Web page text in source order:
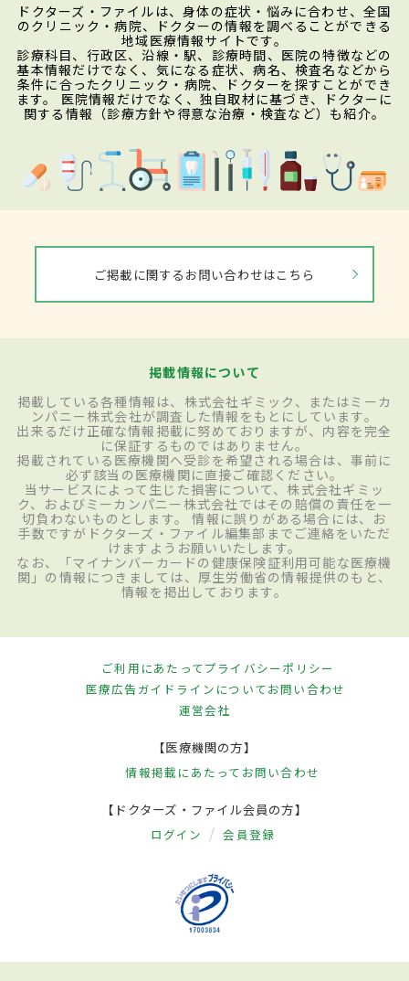
ドクターズ・ファイルは、身体の症状・悩みに合わせ、全国
のクリニック・病院、ドクターの情報を調べることができる
地域医療情報サイトです。
診療科目、行政区、沿線・駅、診療時間、医院の特徴などの
基本情報だけでなく、気になる症状、病名、検査名などから
条件に合ったクリニック・病院、ドクターを探すことができ
ます。 医院情報だけでなく、独自取材に基づき、ドクターに
関する情報（診療方針や得意な治療・検査など）も紹介。
ご掲載に関するお問い合わせはこちら
掲載情報について
掲載している各種情報は、株式会社ギミック、またはミーカ
ンパニー株式会社が調査した情報をもとにしています。
出来るだけ正確な情報掲載に努めておりますが、内容を完全
に保証するものではありません。
掲載されている医療機関へ受診を希望される場合は、事前に
必ず該当の医療機関に直接ご確認ください。
当サービスによって生じた損害について、株式会社ギミッ
ク、およびミーカンパニー株式会社ではその賠償の責任を一
切負わないものとします。 情報に誤りがある場合には、お
手数ですがドクターズ・ファイル編集部までご連絡をいただ
けますようお願いいたします。
なお、「マイナンバーカードの健康保険証利用可能な医療機
関」の情報につきましては、厚生労働省の情報提供のもと、
情報を掲出しております。
ご利用にあたってプライバシーポリシー
医療広告ガイドラインについてお問い合わせ
運営会社
【医療機関の方】
情報掲載にあたって お問い合わせ
【ドクターズ・ファイル会員の方】
ログイン 会員登録